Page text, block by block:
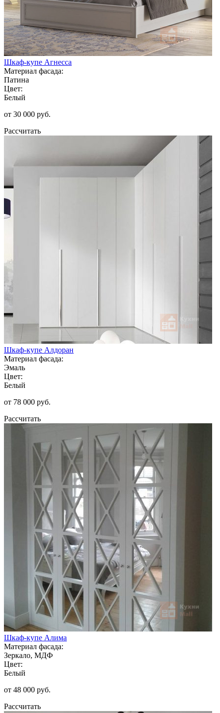
Шкаф-купе Агнесса
Материал фасада:
Патина
Цвет:
Белый
от 30 000 руб.
Рассчитать
Шкаф-купе Алдоран
Материал фасада:
Эмаль
Цвет:
Белый
от 78 000 руб.
Рассчитать
Шкаф-купе Алима
Материал фасада:
Зеркало, МДФ
Цвет:
Белый
от 48 000 руб.
Рассчитать